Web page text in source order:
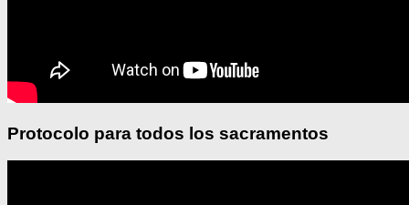
Protocolo para todos los sacramentos